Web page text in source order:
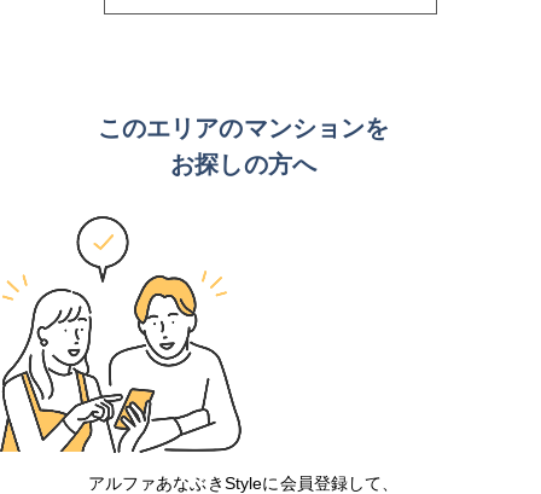
このエリアのマンションを
お探しの方へ
アルファあなぶきStyleに会員登録して、